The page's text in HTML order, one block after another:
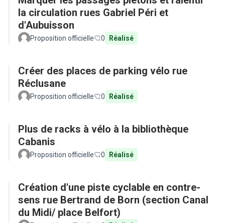
la circulation rues Gabriel Péri et
d'Aubuisson
Proposition officielle 0 Réalisé
Créer des places de parking vélo rue
Réclusane
Proposition officielle 0 Réalisé
Plus de racks à vélo à la bibliothèque
Cabanis
Proposition officielle 0 Réalisé
Création d'une piste cyclable en contre-
sens rue Bertrand de Born (section Canal
du Midi/ place Belfort)